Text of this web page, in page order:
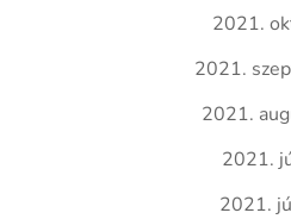
2021.
2021.
2021.
2021.
2021.